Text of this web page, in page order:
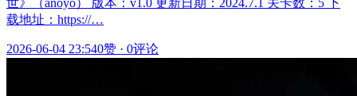
载地址：https://…
2026-06-04 23:540赞 · 0评论